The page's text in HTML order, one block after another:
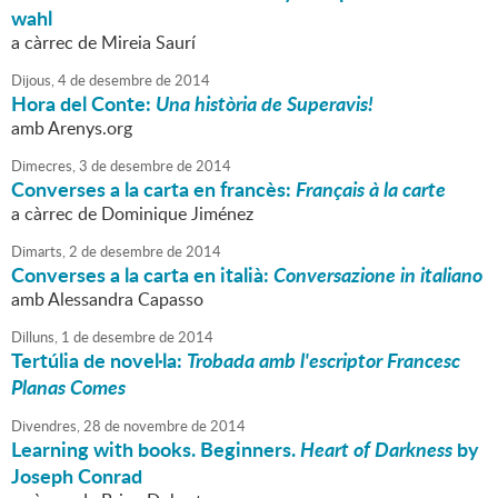
wahl
a càrrec de Mireia Saurí
Dijous,4dedesembrede2014
Hora del Conte: Una història de Superavis!
amb Arenys.org
Dimecres,3 dedesembrede2014
Converses a la carta en francès:Français à la carte
a càrrec de Dominique Jiménez
Dimarts,2 dedesembrede2014
Converses a la carta en italià:Conversazione in italiano
amb Alessandra Capasso
Dilluns, 1 dedesembrede2014
Tertúlia de novel·la: Trobada amb l'escriptor Francesc
Planas Comes
Divendres,28 de novembrede2014
Learning with books. Beginners.Heart of Darknessby
Joseph Conrad